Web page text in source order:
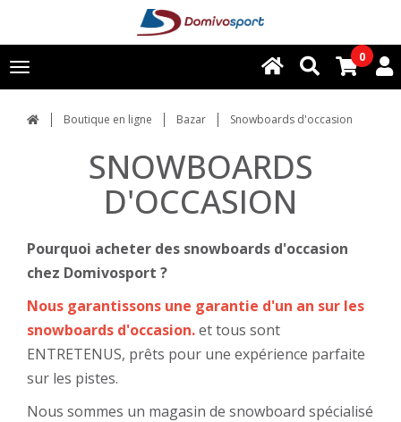
Toggle
navigation
0
Boutique en ligne Bazar Snowboards d'occasion
SNOWBOARDS
D'OCCASION
Pourquoi acheter des snowboards d'occasion
chez Domivosport ?
Nous garantissons une garantie d'un an sur les
snowboards d'occasion.et tous sont
ENTRETENUS, prêts pour une expérience parfaite
sur les pistes.
Nous sommes un magasin de snowboard spécialisé